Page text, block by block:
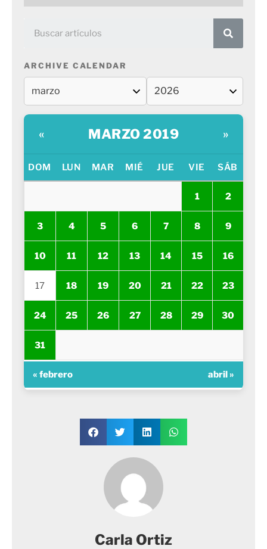
ARCHIVE CALENDAR
« MARZO 2019 »
DOM LUN MAR MIÉ JUE VIE SÁB
1 2
3 4 5 6 7 8 9
10 11 12 13 14 15 16
17 18 19 20 21 22 23
24 25 26 27 28 29 30
31
« febrero abril »
Carla Ortiz